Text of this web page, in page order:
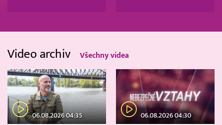
Video archiv Všechny videa
06.08.2026 04:35 06.08.2026 04:30